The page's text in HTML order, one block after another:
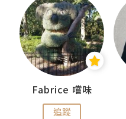
Fabrice 嚐味
追蹤